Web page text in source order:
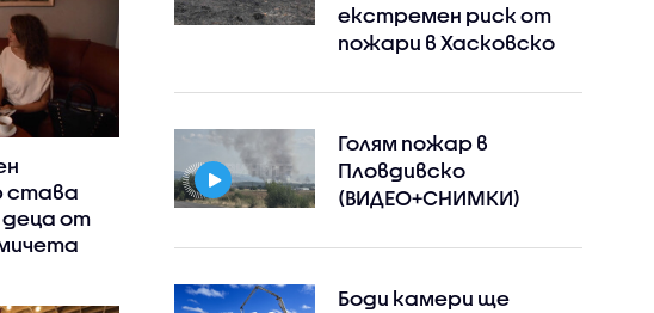
става
от
екстремен риск от
пожари в Хасковско
Голям пожар в
Пловдивско
(ВИДЕО+СНИМКИ)
Боди камери ще